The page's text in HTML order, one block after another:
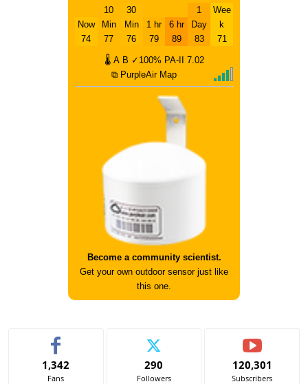
Now
74
10
Min
77
30
Min
76
1 hr
79
6 hr
89
1
Day
83
Wee
k
71
🌡 A B ✓100% PA-II
7.02
⧉ PurpleAir Map
Become a community scientist.
Get your own outdoor sensor just like
this one.
1,342
Fans
290
Followers
120,301
Subscribers